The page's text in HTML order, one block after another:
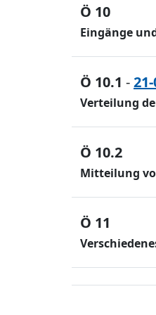
Ö 10
Eingänge
Ö 10.1 -
Verteilung
Ö 10.2
Mitteilung
Ö 11